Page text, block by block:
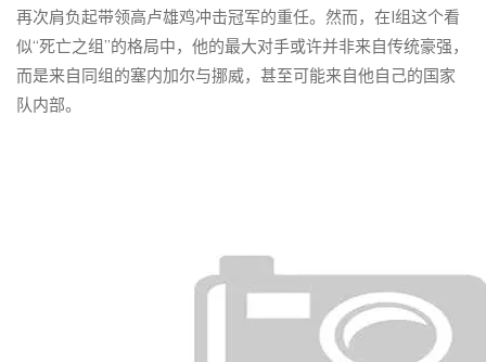
再次肩负起带领高卢雄鸡冲击冠军的重任。然而，在I组这个看
似“死亡之组”的格局中，他的最大对手或许并非来自传统豪强，
而是来自同组的塞内加尔与挪威，甚至可能来自他自己的国家
队内部。